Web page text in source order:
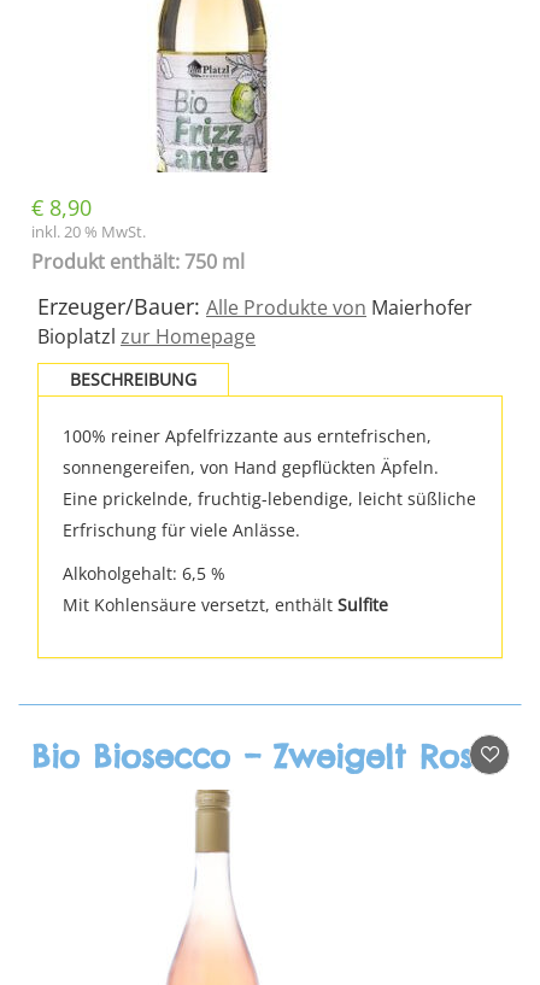
€ 8,90
inkl. 20 % MwSt.
Produkt enthält: 750 ml
Erzeuger/Bauer: Alle Produkte von Maierhofer
Bioplatzl zur Homepage
BESCHREIBUNG
100% reiner Apfelfrizzante aus erntefrischen,
sonnengereifen, von Hand gepflückten Äpfeln.
Eine prickelnde, fruchtig-lebendige, leicht süßliche
Erfrischung für viele Anlässe.
Alkoholgehalt: 6,5 %
Mit Kohlensäure versetzt, enthält Sulfite
Bio Biosecco – Zweigelt Rosè